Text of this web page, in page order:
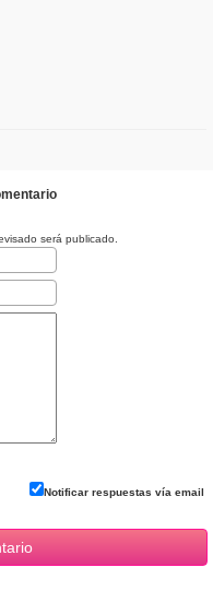
será publicado.
Notificar respuestas vía email